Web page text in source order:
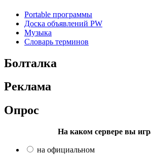
Portable программы
Доска объявлений PW
Музыка
Словарь терминов
Болталка
Реклама
Опрос
На каком сервере вы
на официальном